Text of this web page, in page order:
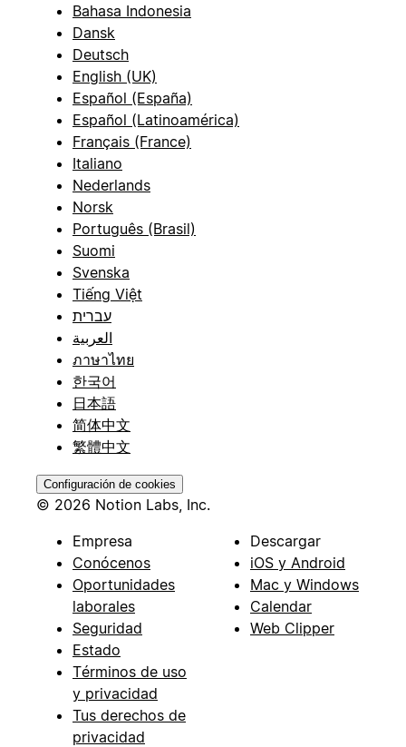
Bahasa Indonesia
Dansk
Deutsch
English (UK)
Español (España)
Español (Latinoamérica)
Français (France)
Italiano
Nederlands
Norsk
Português (Brasil)
Suomi
Svenska
Tiếng Việt
עברית
العربية
ภาษาไทย
한국어
日本語
简体中文
繁體中文
Configuración de cookies
© 2026 Notion Labs, Inc.
Empresa
Conócenos
Oportunidades
laborales
Seguridad
Estado
Términos de uso
y privacidad
Tus derechos de
privacidad
Descargar
iOS y Android
Mac y Windows
Calendar
Web Clipper